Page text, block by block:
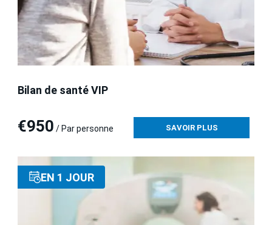
Bilan de santé VIP
€950 / Par personne SAVOIR PLUS
EN 1 JOUR